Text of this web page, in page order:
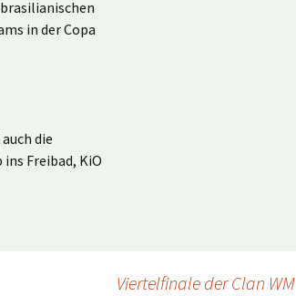
in der Copa
die
Freibad, KiO
Viertelfinale der Clan WM